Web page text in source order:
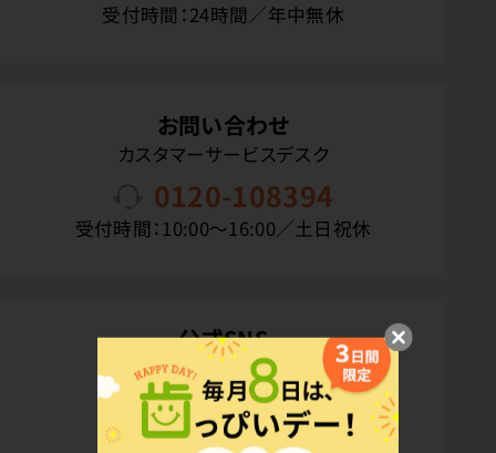
受付時間：24時間／年中無休
お問い合わせ
カスタマーサービスデスク
0120-108394
受付時間：10:00〜16:00／土日祝休
公式SNS